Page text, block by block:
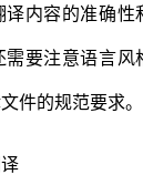
内容的准确性
要注意语言风
件的规范要求。